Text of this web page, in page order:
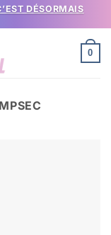
DÉSORMAIS
0
MPSEC